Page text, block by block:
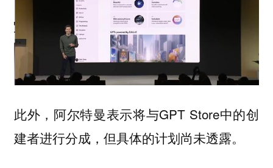
此外，阿尔特曼表示将与GPT Store中的创
建者进行分成，但具体的计划尚未透露。